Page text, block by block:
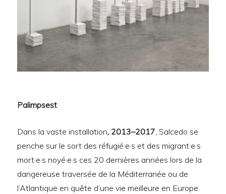
Palimpsest
Dans la vaste installation, 2013–2017, Salcedo se
penche sur le sort des réfugié·e·s et des migrant·e·s
mort·e·s noyé·e·s ces 20 dernières années lors de la
dangereuse traversée de la Méditerranée ou de
l’Atlantique en quête d’une vie meilleure en Europe.